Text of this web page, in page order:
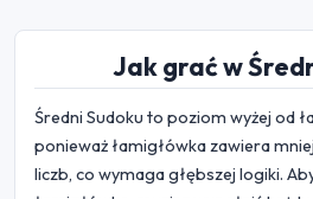
Jak grać w
Średni Sudoku to poziom wyżej od
ponieważ łamigłówka zawiera
liczb, co wymaga głębszej logiki.